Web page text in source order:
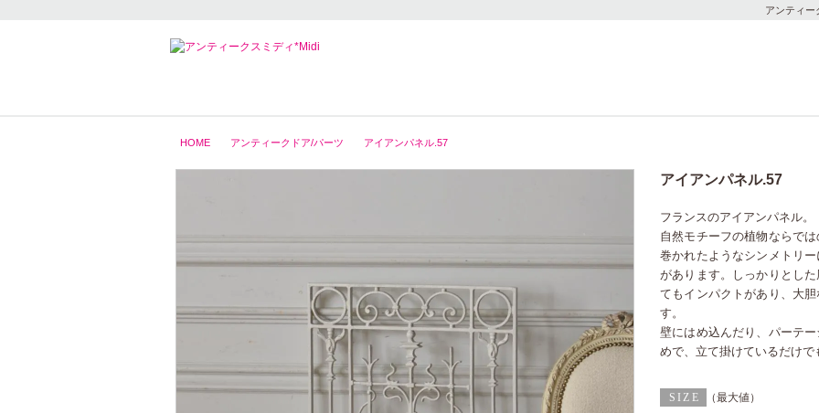
アンティ
HOME アンティークドア/パーツ アイアンパネル.57
アイアンパネル.57
フランスのアイアンパネル。
自然モチーフの植物ならで
巻かれたようなシンメトリ
があります。しっかりとし
てもインパクトがあり、大
す。
壁にはめ込んだり、パーテ
めで、立て掛けているだけで
（最大値）